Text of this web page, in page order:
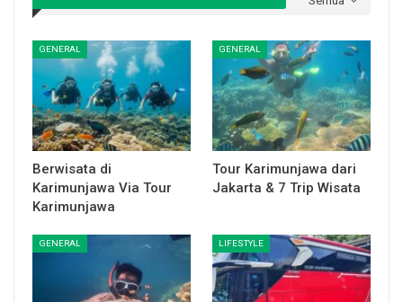
GENERAL
Berwisata di
Karimunjawa Via Tour
Karimunjawa
GENERAL
Tour Karimunjawa dari
Jakarta & 7 Trip Wisata
GENERAL LIFESTYLE